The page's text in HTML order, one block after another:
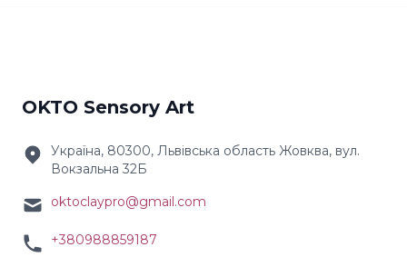
OKTO Sensory Art
Україна, 80300, Львівська область Жовква, вул.
Вокзальна 32Б
oktoclaypro@gmail.com
+380988859187